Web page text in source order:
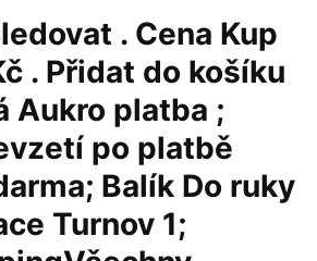
. Cena Kup
. Přidat do košíku
Aukro platba ;
po platbě
Balík Do ruky
Turnov 1;